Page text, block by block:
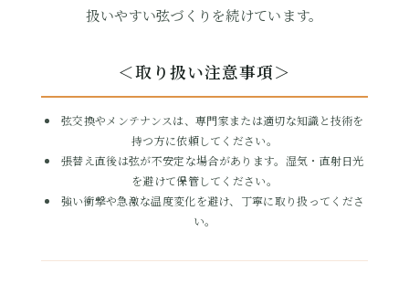
扱いやすい弦づくりを続けています。
＜取り扱い注意事項＞
弦交換やメンテナンスは、専門家または適切な知識と技術を
持つ方に依頼してください。
張替え直後は弦が不安定な場合があります。湿気・直射日光
を避けて保管してください。
強い衝撃や急激な温度変化を避け、丁寧に取り扱ってくださ
い。